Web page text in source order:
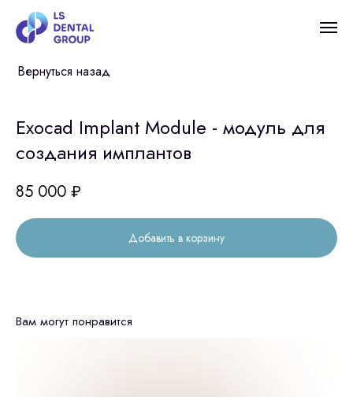
Вернуться назад
Exocad Implant Module - модуль для
создания имплантов
85 000 ₽
Добавить в корзину
Вам могут понравится